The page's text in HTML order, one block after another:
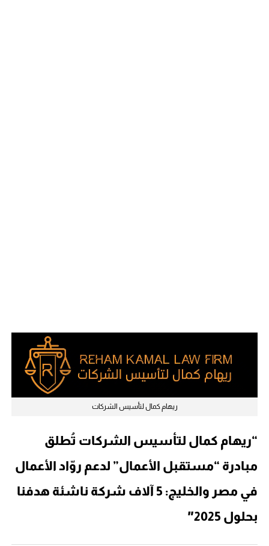
ريهام كمال لتأسيس الشركات
“ريهام كمال لتأسيس الشركات تُطلق
مبادرة “مستقبل الأعمال” لدعم روّاد الأعمال
في مصر والخليج: 5 آلاف شركة ناشئة هدفنا
بحلول 2025″